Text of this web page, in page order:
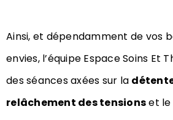
Ainsi, et dépendamment de vos
envies, l’équipe Espace Soins Et
des séances axées sur la
relâchement des tensionset le